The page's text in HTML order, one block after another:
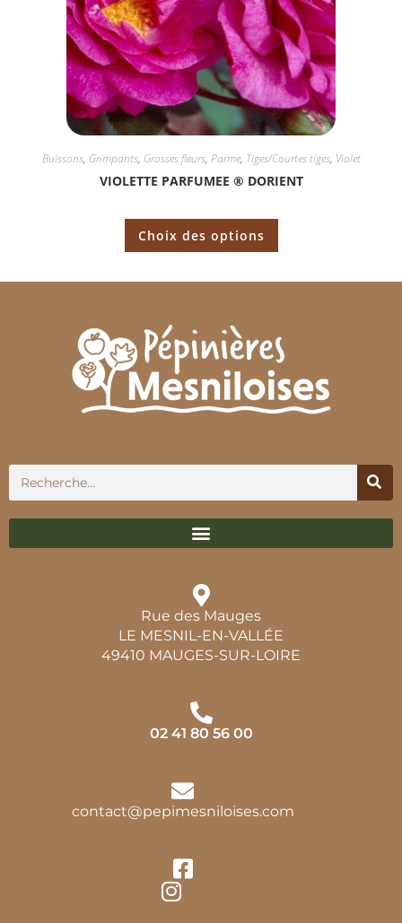
Buissons, Grimpants, Grosses fleurs, Parme, Tiges/Courtes tiges, Violet
VIOLETTE PARFUMEE ® DORIENT
Choix des options
Rue des Mauges
LE MESNIL-EN-VALLÉE
49410 MAUGES-SUR-LOIRE
02 41 80 56 00
contact@pepimesniloises.com